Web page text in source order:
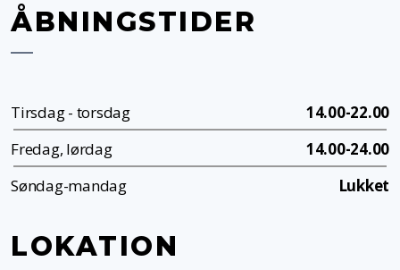
ÅBNINGSTIDER
Tirsdag - torsdag
14.00-22.00
Fredag, lørdag
14.00-24.00
Søndag-mandag
Lukket
LOKATION